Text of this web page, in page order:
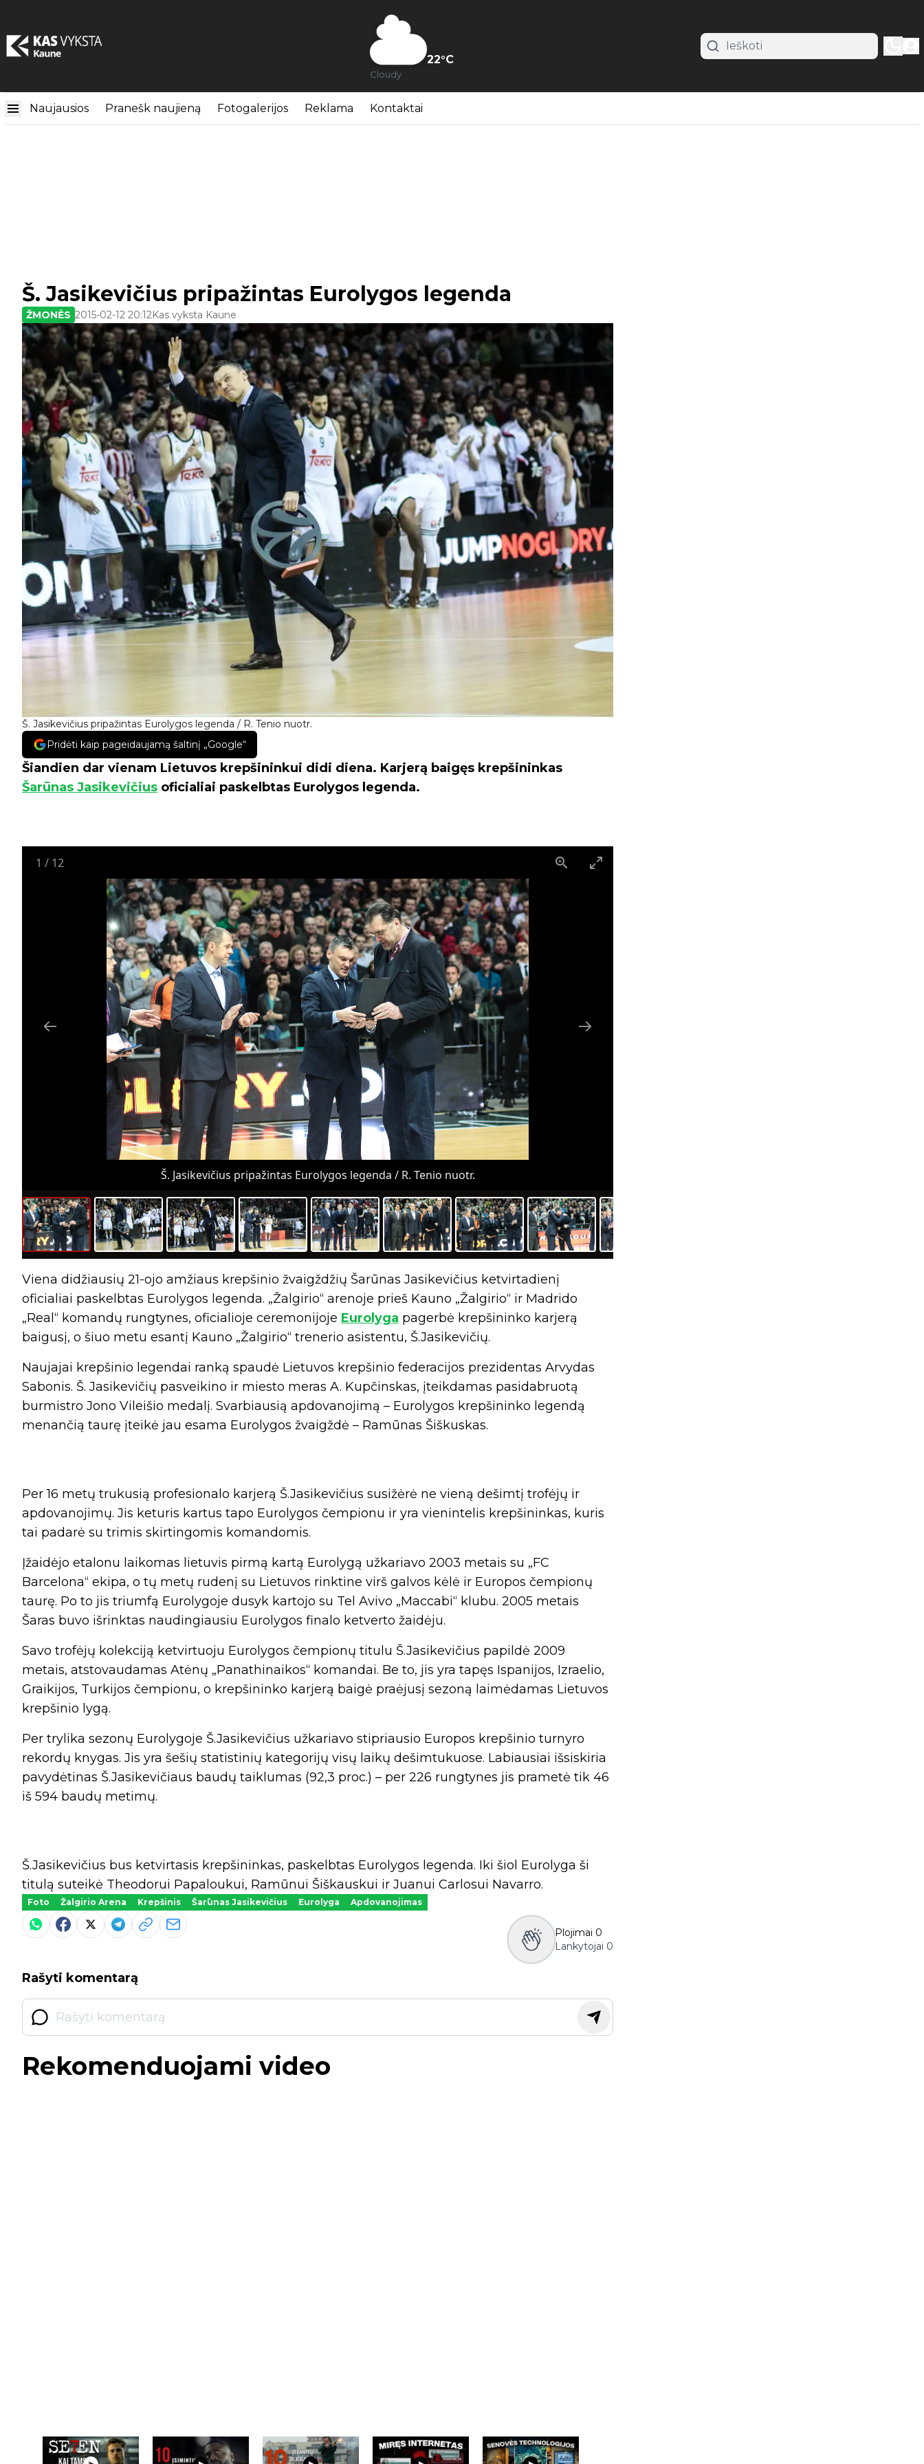
22°C
Cloudy
Naujausios Pranešk naujieną Fotogalerijos Reklama Kontaktai
Š. Jasikevičius pripažintas Eurolygos legenda / R. Tenio nuotr.
Š. Jasikevičius pripažintas Eurolygos legenda
ŽMONĖS 2015-02-12 20:12Kas vyksta Kaune
Pridėti kaip pageidaujamą šaltinį „Google“
Šiandien dar vienam Lietuvos krepšininkui didi diena. Karjerą baigęs krepšininkas
Šarūnas Jasikevičius oficialiai paskelbtas Eurolygos legenda.
1 / 12
Š. Jasikevičius pripažintas Eurolygos legenda / R. Tenio nuotr.
Viena didžiausių 21-ojo amžiaus krepšinio žvaigždžių Šarūnas Jasikevičius ketvirtadienį
oficialiai paskelbtas Eurolygos legenda. „Žalgirio“ arenoje prieš Kauno „Žalgirio“ ir Madrido
„Real“ komandų rungtynes, oficialioje ceremonijoje Eurolyga pagerbė krepšininko karjerą
baigusį, o šiuo metu esantį Kauno „Žalgirio“ trenerio asistentu, Š.Jasikevičių.
Naujajai krepšinio legendai ranką spaudė Lietuvos krepšinio federacijos prezidentas Arvydas
Sabonis. Š. Jasikevičių pasveikino ir miesto meras A. Kupčinskas, įteikdamas pasidabruotą
burmistro Jono Vileišio medalį. Svarbiausią apdovanojimą – Eurolygos krepšininko legendą
menančią taurę įteikė jau esama Eurolygos žvaigždė – Ramūnas Šiškuskas.
Per 16 metų trukusią profesionalo karjerą Š.Jasikevičius susižėrė ne vieną dešimtį trofėjų ir
apdovanojimų. Jis keturis kartus tapo Eurolygos čempionu ir yra vienintelis krepšininkas, kuris
tai padarė su trimis skirtingomis komandomis.
Įžaidėjo etalonu laikomas lietuvis pirmą kartą Eurolygą užkariavo 2003 metais su „FC
Barcelona“ ekipa, o tų metų rudenį su Lietuvos rinktine virš galvos kėlė ir Europos čempionų
taurę. Po to jis triumfą Eurolygoje dusyk kartojo su Tel Avivo „Maccabi“ klubu. 2005 metais
Šaras buvo išrinktas naudingiausiu Eurolygos finalo ketverto žaidėju.
Savo trofėjų kolekciją ketvirtuoju Eurolygos čempionų titulu Š.Jasikevičius papildė 2009
metais, atstovaudamas Atėnų „Panathinaikos“ komandai. Be to, jis yra tapęs Ispanijos, Izraelio,
Graikijos, Turkijos čempionu, o krepšininko karjerą baigė praėjusį sezoną laimėdamas Lietuvos
krepšinio lygą.
Per trylika sezonų Eurolygoje Š.Jasikevičius užkariavo stipriausio Europos krepšinio turnyro
rekordų knygas. Jis yra šešių statistinių kategorijų visų laikų dešimtukuose. Labiausiai išsiskiria
pavydėtinas Š.Jasikevičiaus baudų taiklumas (92,3 proc.) – per 226 rungtynes jis prametė tik 46
iš 594 baudų metimų.
Š.Jasikevičius bus ketvirtasis krepšininkas, paskelbtas Eurolygos legenda. Iki šiol Eurolyga ši
titulą suteikė Theodorui Papaloukui, Ramūnui Šiškauskui ir Juanui Carlosui Navarro.
Foto Žalgirio Arena Krepšinis Šarūnas Jasikevičius Eurolyga Apdovanojimas
Plojimai 0
Lankytojai 0
Rašyti komentarą
Rekomenduojami video